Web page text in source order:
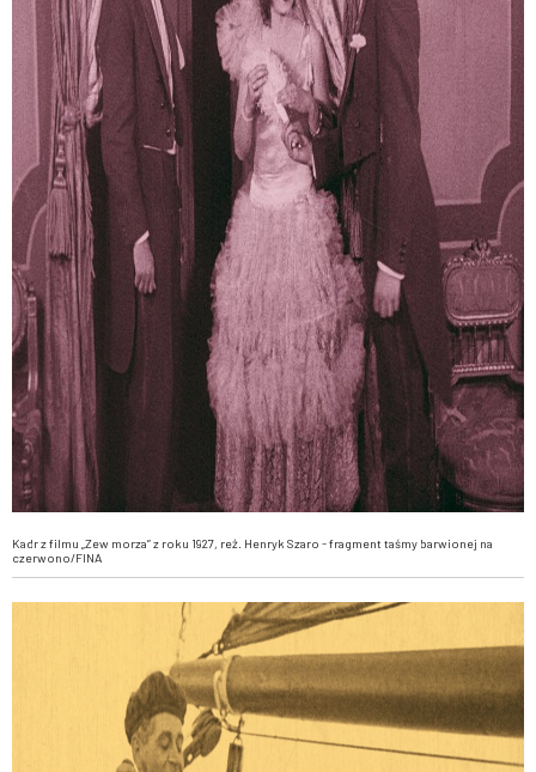
Kadr z filmu „Zew morza” z roku 1927, reż. Henryk Szaro - fragment taśmy barwionej na
czerwono/FINA